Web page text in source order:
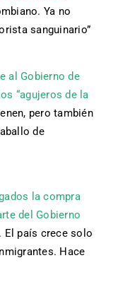
Ya no
sanguinario”
al Gobierno de
“agujeros de la
pero también
de
la compra
del Gobierno
El país crece solo
Hace